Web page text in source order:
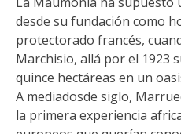
desde su fundación como
protectorado francés,
Marchisio, allá por el 1923
quince hectáreas en un
A mediadosde siglo,
la primera experiencia